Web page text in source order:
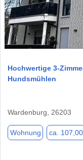
Hochwertige 3-
Hundsmühlen
Wardenburg, 26203
Wohnung ca.